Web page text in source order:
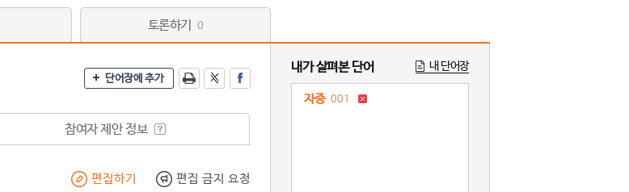
토론하기 0
단어장에 추가
참여자 제안 정보
편집하기 편집 금지 요청
내가 살펴본 단어 내 단어장
자증 001